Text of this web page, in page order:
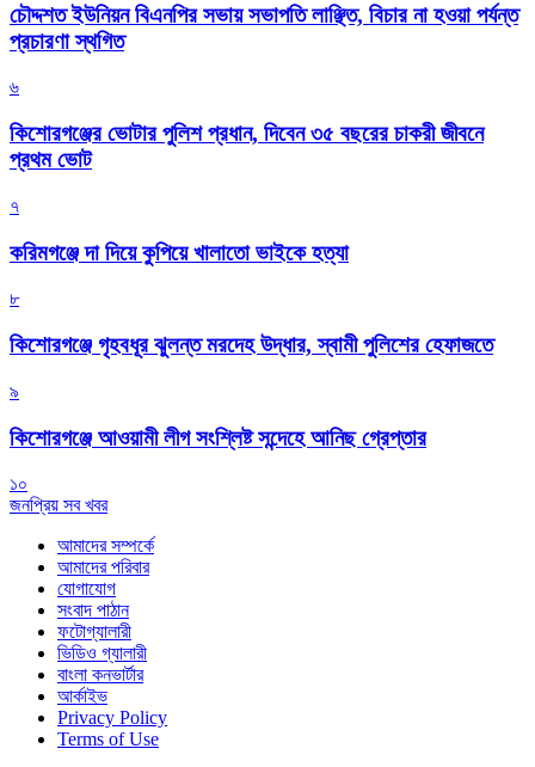
চৌদ্দশত ইউনিয়ন বিএনপির সভায় সভাপতি লাঞ্ছিত, বিচার না হওয়া পর্যন্ত
প্রচারণা স্থগিত
৬
কিশোরগঞ্জের ভোটার পুলিশ প্রধান, দিবেন ৩৫ বছরের চাকরী জীবনে
প্রথম ভোট
৭
করিমগঞ্জে দা দিয়ে কুপিয়ে খালাতো ভাইকে হত্যা
৮
কিশোরগঞ্জে গৃহবধূর ঝুলন্ত মরদেহ উদ্ধার, স্বামী পুলিশের হেফাজতে
৯
কিশোরগঞ্জে আওয়ামী লীগ সংশ্লিষ্ট সন্দেহে আনিছ গ্রেপ্তার
১০
জনপ্রিয় সব খবর
আমাদের সম্পর্কে
আমাদের পরিবার
যোগাযোগ
সংবাদ পাঠান
ফটোগ্যালারী
ভিডিও গ্যালারী
বাংলা কনভার্টার
আর্কাইভ
Privacy Policy
Terms of Use